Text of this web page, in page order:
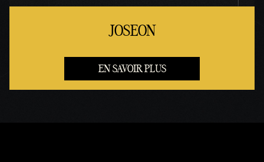
JOSEON
EN SAVOIR PLUS